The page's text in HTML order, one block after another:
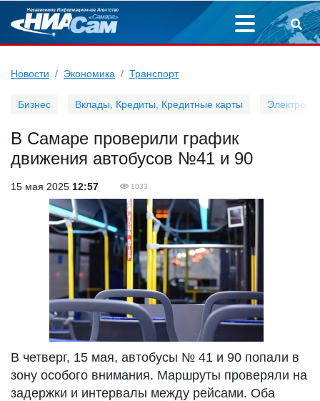
Новости Экономика Транспорт
Бизнес Вклады, Кредиты, Кредитные карты
В Самаре проверили график
движения автобусов №41 и 90
15 мая 2025 12:57 1033
В четверг, 15 мая, автобусы № 41 и 90 попали в
зону особого внимания. Маршруты проверяли на
задержки и интервалы между рейсами. Оба